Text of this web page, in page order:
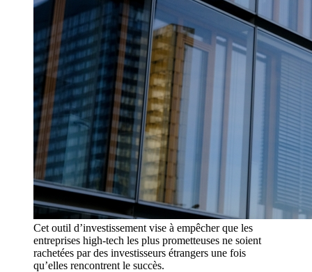
Cet outil d’investissement vise à empêcher que les
entreprises high-tech les plus prometteuses ne soient
rachetées par des investisseurs étrangers une fois
qu’elles rencontrent le succès.